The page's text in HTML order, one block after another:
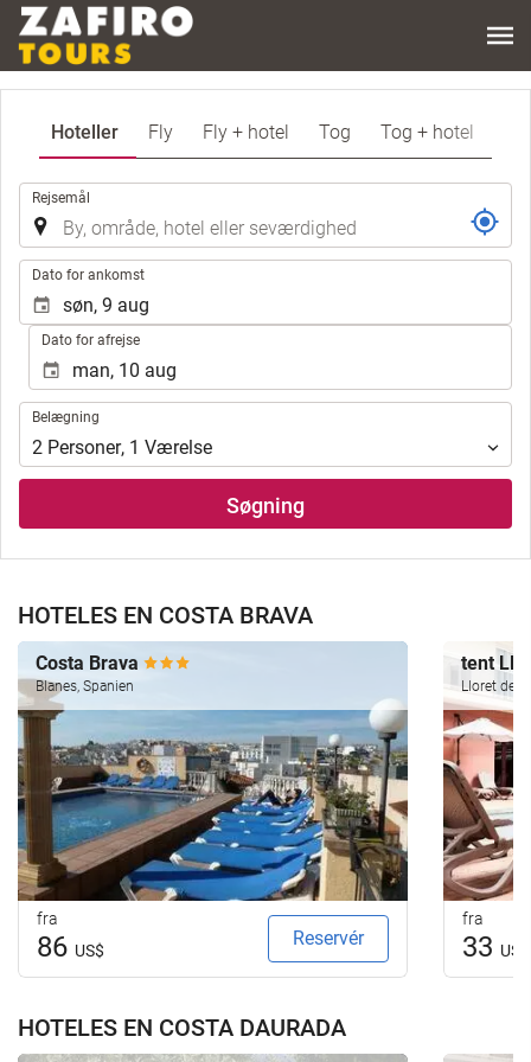
Hoteller Fly Fly + hotel Tog Tog + hotel
Rejsemål
Dato for ankomst
Dato for afrejse
Belægning
Belægning
2 Personer, 1 Værelse
Søgning
HOTELES EN COSTA BRAVA
Costa Brava
Blanes, Spanien
fra
86 US$
Reservér
tent
Lloret de
fra
33 US$
HOTELES EN COSTA DAURADA